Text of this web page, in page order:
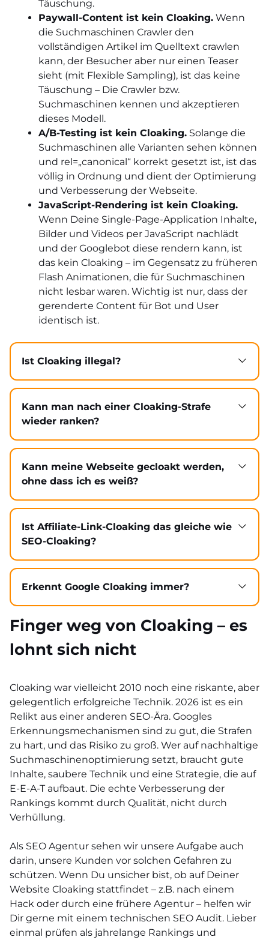
Täuschung.
Paywall-Content ist kein Cloaking. Wenn
die Suchmaschinen Crawler den
vollständigen Artikel im Quelltext crawlen
kann, der Besucher aber nur einen Teaser
sieht (mit Flexible Sampling), ist das keine
Täuschung – Die Crawler bzw.
Suchmaschinen kennen und akzeptieren
dieses Modell.
A/B-Testing ist kein Cloaking. Solange die
Suchmaschinen alle Varianten sehen können
und rel=„canonical“ korrekt gesetzt ist, ist das
völlig in Ordnung und dient der Optimierung
und Verbesserung der Webseite.
JavaScript-Rendering ist kein Cloaking.
Wenn Deine Single-Page-Application Inhalte,
Bilder und Videos per JavaScript nachlädt
und der Googlebot diese rendern kann, ist
das kein Cloaking – im Gegensatz zu früheren
Flash Animationen, die für Suchmaschinen
nicht lesbar waren. Wichtig ist nur, dass der
gerenderte Content für Bot und User
identisch ist.
Ist Cloaking illegal?
Richtlinien und führt in der
Suchmaschinenoptimierung zu
Abstrafungen, ist aber nicht im
Gesetze, die Cloaking als Technik verbieten.
Allerdings kann es in Kombination mit
Betrug (z.B. Phishing, Malware-Verbreitung
relevant werden.
Kann man nach einer Cloaking-Strafe
wieder ranken?
einer manuellen Maßnahme musst Du das
Cloaking entfernen, die Webseite
bereinigen und über die Google Search
Überprüfung stellen (Reconsideration
Request). Google sendet dann eine
Nachricht, ob die Strafe aufgehoben wurde.
Rankings dauert in der Regel 3–6 Monate,
Kann meine Webseite gecloakt werden,
ohne dass ich es weiß?
Gehackte Webseiten werden oft mit
versteckten Spam-Inhalten und
manipulierten Dateien versehen, die nur
Webseitenbesucher bemerkt nichts. Prüfe
regelmäßig Deine Search Console auf
Ist Affiliate-Link-Cloaking das gleiche wie
SEO-Cloaking?
Affiliate-Link-Cloaking (z.B. das Kürzen
langer Tracking-URLs mit „hübschen“ Links)
solange der Besucher auf der verlinkten
Seite das findet, was er erwartet. SEO-
Cloaking hingegen hat das Ziel, gezielt den
Erkennt Google Cloaking immer?
Wahrscheinlichkeit. Googles SpamBrain und
das Webspam Team werden immer besser.
Außerdem kann Google Webseiten
stichprobenartig mit verschiedenen User
Adressen aus aufrufen, um Unterschiede zu
erkennen. Es ist bei Suchmaschinen
Cloaking nur eine Frage der Zeit, bis die
Täuschung auffliegt
Finger weg von Cloaking – es
lohnt sich nicht
Cloaking war vielleicht 2010 noch eine riskante, aber
gelegentlich erfolgreiche Technik. 2026 ist es ein
Relikt aus einer anderen SEO-Ära. Googles
Erkennungsmechanismen sind zu gut, die Strafen
zu hart, und das Risiko zu groß. Wer auf nachhaltige
Suchmaschinenoptimierung setzt, braucht gute
Inhalte, saubere Technik und eine Strategie, die auf
E-E-A-T aufbaut. Die echte Verbesserung der
Rankings kommt durch Qualität, nicht durch
Verhüllung.
Als SEO Agentur sehen wir unsere Aufgabe auch
darin, unsere Kunden vor solchen Gefahren zu
schützen. Wenn Du unsicher bist, ob auf Deiner
Website Cloaking stattfindet – z.B. nach einem
Hack oder durch eine frühere Agentur – helfen wir
Dir gerne mit einem technischen SEO Audit. Lieber
einmal prüfen als jahrelange Rankings und